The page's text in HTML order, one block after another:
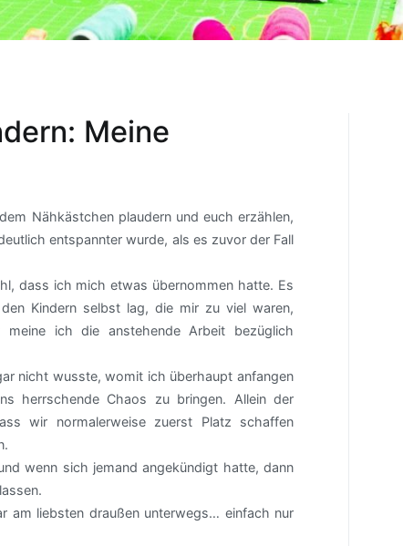
Meine
Nähkästchen plaudern und euch erzählen,
entspannter wurde, als es zuvor der Fall
dass ich mich etwas übernommen hatte. Es
Kindern selbst lag, die mir zu viel waren,
ich die anstehende Arbeit bezüglich
nicht wusste, womit ich überhaupt anfangen
herrschende Chaos zu bringen. Allein der
wir normalerweise zuerst Platz schaffen
wenn sich jemand angekündigt hatte, dann
am liebsten draußen unterwegs… einfach nur